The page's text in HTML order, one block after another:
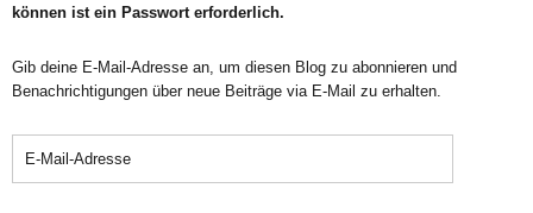
können ist ein Passwort erforderlich.
Gib deine E-Mail-Adresse an, um diesen Blog zu abonnieren und
Benachrichtigungen über neue Beiträge via E-Mail zu erhalten.